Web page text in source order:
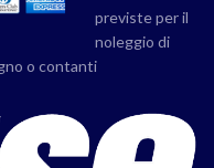
previste per il
noleggio di
o contanti